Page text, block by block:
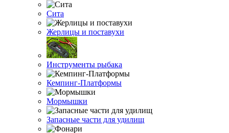
Сита
Жерлицы и поставухи
Инструменты рыбака
Кемпинг-Платформы
Мормышки
Запасные части для удилищ